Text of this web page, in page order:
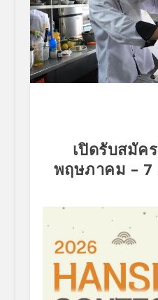
เปิดรับสมัค
พฤษภาคม – 7